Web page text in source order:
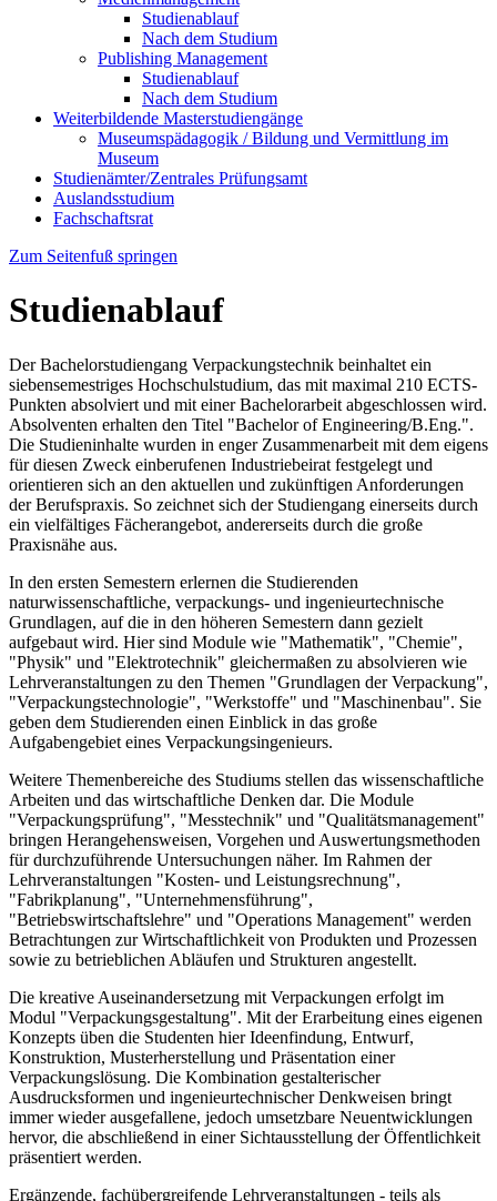
Studienablauf
Nach dem Studium
Publishing Management
Studienablauf
Nach dem Studium
Weiterbildende Masterstudiengänge
Museumspädagogik / Bildung und Vermittlung im
Museum
Studienämter/Zentrales Prüfungsamt
Auslandsstudium
Fachschaftsrat
Zum Seitenfuß springen
Studienablauf
Der Bachelorstudiengang Verpackungstechnik beinhaltet ein
siebensemestriges Hochschulstudium, das mit maximal 210 ECTS-
Punkten absolviert und mit einer Bachelorarbeit abgeschlossen wird.
Absolventen erhalten den Titel "Bachelor of Engineering/B.Eng.".
Die Studieninhalte wurden in enger Zusammenarbeit mit dem eigens
für diesen Zweck einberufenen Industriebeirat festgelegt und
orientieren sich an den aktuellen und zukünftigen Anforderungen
der Berufspraxis. So zeichnet sich der Studiengang einerseits durch
ein vielfältiges Fächerangebot, andererseits durch die große
Praxisnähe aus.
In den ersten Semestern erlernen die Studierenden
naturwissenschaftliche, verpackungs- und ingenieurtechnische
Grundlagen, auf die in den höheren Semestern dann gezielt
aufgebaut wird. Hier sind Module wie "Mathematik", "Chemie",
"Physik" und "Elektrotechnik" gleichermaßen zu absolvieren wie
Lehrveranstaltungen zu den Themen "Grundlagen der Verpackung",
"Verpackungstechnologie", "Werkstoffe" und "Maschinenbau". Sie
geben dem Studierenden einen Einblick in das große
Aufgabengebiet eines Verpackungsingenieurs.
Weitere Themenbereiche des Studiums stellen das wissenschaftliche
Arbeiten und das wirtschaftliche Denken dar. Die Module
"Verpackungsprüfung", "Messtechnik" und "Qualitätsmanagement"
bringen Herangehensweisen, Vorgehen und Auswertungsmethoden
für durchzuführende Untersuchungen näher. Im Rahmen der
Lehrveranstaltungen "Kosten- und Leistungsrechnung",
"Fabrikplanung", "Unternehmensführung",
"Betriebswirtschaftslehre" und "Operations Management" werden
Betrachtungen zur Wirtschaftlichkeit von Produkten und Prozessen
sowie zu betrieblichen Abläufen und Strukturen angestellt.
Die kreative Auseinandersetzung mit Verpackungen erfolgt im
Modul "Verpackungsgestaltung". Mit der Erarbeitung eines eigenen
Konzepts üben die Studenten hier Ideenfindung, Entwurf,
Konstruktion, Musterherstellung und Präsentation einer
Verpackungslösung. Die Kombination gestalterischer
Ausdrucksformen und ingenieurtechnischer Denkweisen bringt
immer wieder ausgefallene, jedoch umsetzbare Neuentwicklungen
hervor, die abschließend in einer Sichtausstellung der Öffentlichkeit
präsentiert werden.
Ergänzende, fachübergreifende Lehrveranstaltungen - teils als